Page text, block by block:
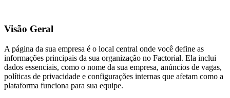
Visão Geral
A página da sua empresa é o local central onde você define as
informações principais da sua organização no Factorial. Ela inclui
dados essenciais, como o nome da sua empresa, anúncios de vagas,
políticas de privacidade e configurações internas que afetam como a
plataforma funciona para sua equipe.